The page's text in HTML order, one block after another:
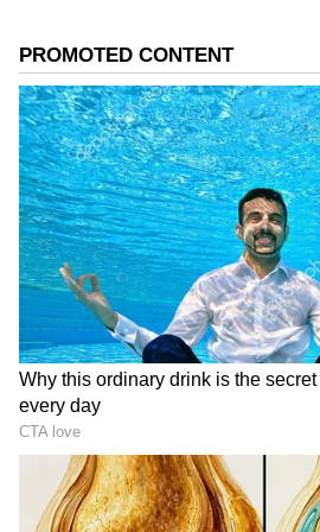
DOWNLOAD APP
RECOMMENDED STORIES